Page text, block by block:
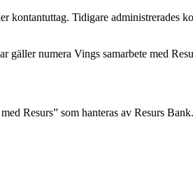
kontantuttag. Tidigare administrerades
gäller numera Vings samarbete med
Resurs” som hanteras av Resurs Bank.